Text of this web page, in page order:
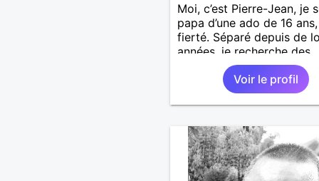
Moi, c’est Pierre-Jean, je
papa d’une ado de 16
fierté. Séparé depuis de
années, je recherche des
affinités amicales afin de
rompre une solitude
difficile à gérer ainsi que
le vague à l’âme. L’amitié
yeux mais peut se décliner
des sentiments plus
« Le temps fera son œuvre
Voir le profil